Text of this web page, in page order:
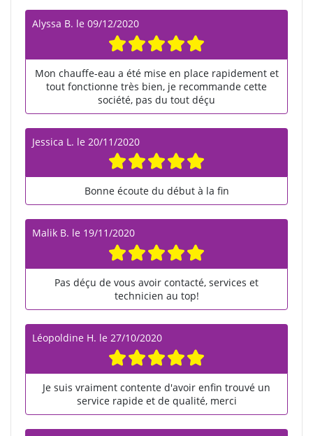
Alyssa B. le 09/12/2020
Mon chauffe-eau a été mise en place rapidement et
tout fonctionne très bien, je recommande cette
société, pas du tout déçu
Jessica L. le 20/11/2020
Bonne écoute du début à la fin
Malik B. le 19/11/2020
Pas déçu de vous avoir contacté, services et
technicien au top!
Léopoldine H. le 27/10/2020
Je suis vraiment contente d'avoir enfin trouvé un
service rapide et de qualité, merci